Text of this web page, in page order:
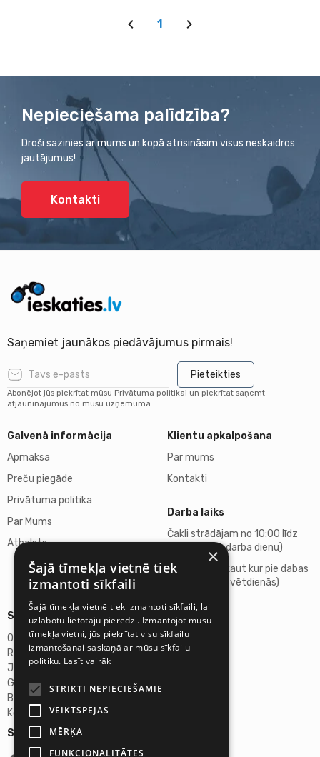
1
Nepieciešama palīdzība?
Droši sazinies ar mums un kopā atrisināsim visus neskaidros
jautājumus!
Kontakti
Saņemiet jaunākos piedāvājumus pirmais!
Pieteikties
Abonējot jūs piekrītat mūsu Privātuma politikai un piekrītat saņemt
atjauninājumus no mūsu uzņēmuma.
Galvenā informācija
Apmaksa
Preču piegāde
Privātuma politika
Par Mums
Atbalsts
Klientu apkalpošana
Par mums
Kontakti
Darba laiks
Čakli strādājam no 10:00 līdz
18:00 (katru darba dienu)
Atpūšamies kaut kur pie dabas
(sestdienās, svētdienās)
Seko mums:
Sīkāka informācija
Omicron SIA
Reģ.Nr. 40103272028
Juridiskā adrese:
Ganību dambis 2a, Rīga, Latvija, LV-1045
Banka: AS "Swedbank"
Konta Nr. LV46HABA0551027644383
×
Šajā tīmekļa vietnē tiek
izmantoti sīkfaili
Šajā tīmekļa vietnē tiek izmantoti sīkfaili, lai
uzlabotu lietotāju pieredzi. Izmantojot mūsu
tīmekļa vietni, jūs piekrītat visu sīkfailu
izmantošanai saskaņā ar mūsu sīkfailu
politiku. Lasīt vairāk
STRIKTI NEPIECIEŠAMIE
VEIKTSPĒJAS
MĒRĶA
FUNKCIONALITĀTES